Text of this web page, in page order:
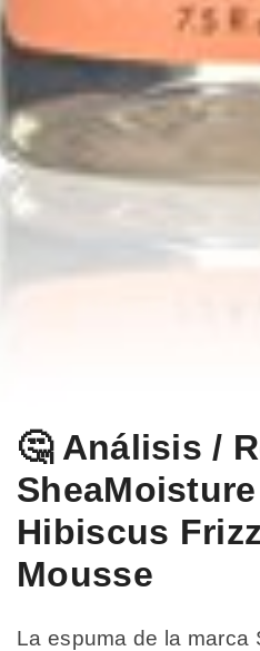
🤔 Análisis /
Hibiscus
Mousse
La espuma de la marca